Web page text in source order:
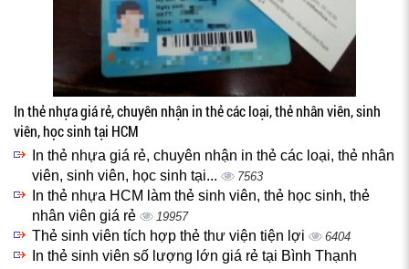
In thẻ nhựa giá rẻ, chuyên nhận in thẻ các loại, thẻ nhân viên, sinh
viên, học sinh tại HCM
In thẻ nhựa giá rẻ, chuyên nhận in thẻ các loại, thẻ nhân
viên, sinh viên, học sinh tại...
7563
In thẻ nhựa HCM làm thẻ sinh viên, thẻ học sinh, thẻ
nhân viên giá rẻ
19957
Thẻ sinh viên tích hợp thẻ thư viện tiện lợi 6404
In thẻ sinh viên số lượng lớn giá rẻ tại Bình Thạnh